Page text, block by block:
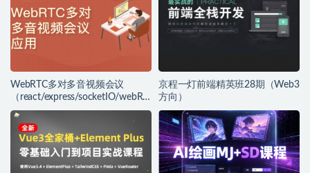
WebRTC多对多音视频会议
（react/express/socketIO/webRT
C)
京程一灯前端精英班28期（Web3
方向）